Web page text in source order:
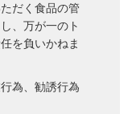
だく食品の管
、万が一のト
を負いかねま
為、勧誘行為